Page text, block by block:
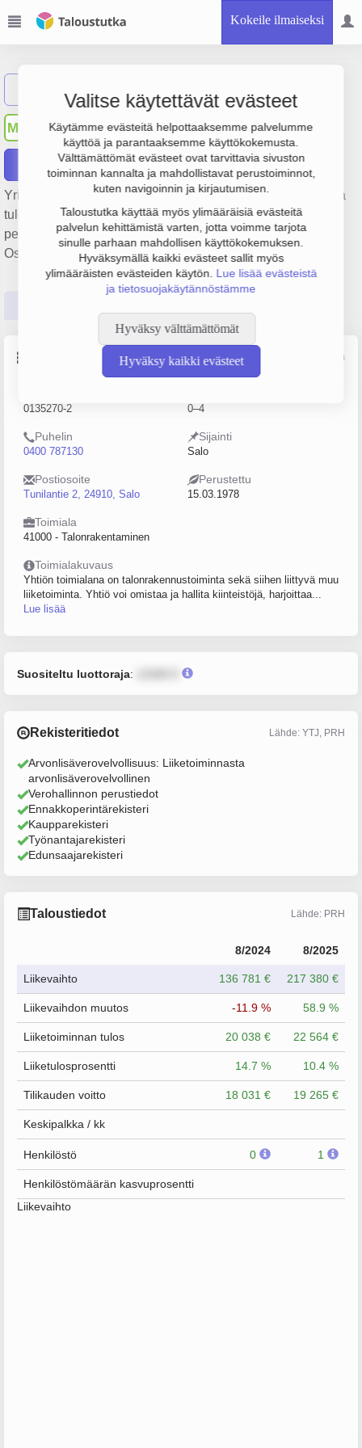
Kokeile ilmaiseksi
Valitse käytettävät evästeet
Käytämme evästeitä helpottaaksemme palvelumme
käyttöä ja parantaaksemme käyttökokemusta.
Välttämättömät evästeet ovat tarvittavia sivuston
toiminnan kannalta ja mahdollistavat perustoiminnot,
kuten navigoinnin ja kirjautumisen.
Taloustutka käyttää myös ylimääräisiä evästeitä
palvelun kehittämistä varten, jotta voimme tarjota
sinulle parhaan mahdollisen käyttökokemuksen.
Hyväksymällä kaikki evästeet sallit myös
ylimääräisten evästeiden käytön. Lue lisää evästeistä
ja tietosuojakäytännöstämme
Hyväksy välttämättömät
Hyväksy kaikki evästeet
MR Muurlan Rakentajat Oy
Raportit
Yrityksen Muurlan Rakentajat Oy liikevaihto on 217 000 € ja
tulos 23 000 €. Sen päätoimiala on Talonrakentaminen,
perustamisvuosi 1978 ja sijainti Salo. Yrityksen yhtiömuoto
Osakeyhtiö (OY).
Lähde: YTJ, PRH, Traficom
0135270-2 0–4
Puhelin
0400 787130
Sijainti
Salo
Postiosoite
Tunilantie 2, 24910, Salo
Perustettu
15.03.1978
Toimiala
41000 - Talonrakentaminen
Toimialakuvaus
Yhtiön toimialana on talonrakennustoiminta sekä siihen liittyvä muu
liiketoiminta. Yhtiö voi omistaa ja hallita kiinteistöjä, harjoittaa...
Lue lisää
Suositeltu luottoraja:
Rekisteritiedot Lähde: YTJ, PRH
Arvonlisäverovelvollisuus: Liiketoiminnasta
arvonlisäverovelvollinen
Verohallinnon perustiedot
Ennakkoperintärekisteri
Kaupparekisteri
Työnantajarekisteri
Edunsaajarekisteri
Taloustiedot Lähde: PRH
8/2024 8/2025
Liikevaihto 136 781 € 217 380 €
Liikevaihdon muutos -11.9 % 58.9 %
Liiketoiminnan tulos 20 038 € 22 564 €
Liiketulosprosentti 14.7 % 10.4 %
Tilikauden voitto 18 031 € 19 265 €
Keskipalkka / kk
Henkilöstö 0 1
Henkilöstömäärän kasvuprosentti
Liikevaihto